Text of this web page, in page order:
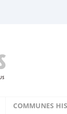
COMMUNES